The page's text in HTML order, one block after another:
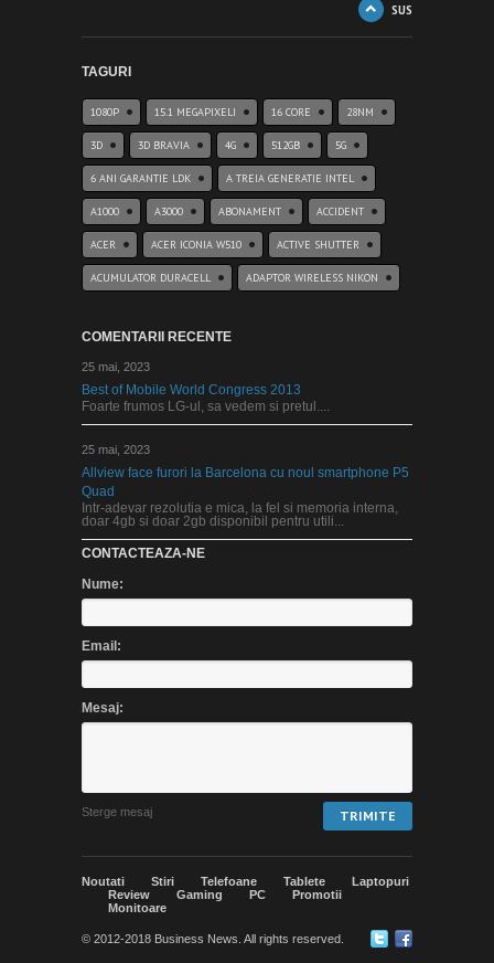
SUS
TAGURI
1080P 15.1 MEGAPIXELI 16 CORE 28NM
3D 3D BRAVIA 4G 512GB 5G
6 ANI GARANTIE LDK A TREIA GENERATIE INTEL
A1000 A3000 ABONAMENT ACCIDENT
ACER ACER ICONIA W510 ACTIVE SHUTTER
ACUMULATOR DURACELL ADAPTOR WIRELESS NIKON
COMENTARII RECENTE
25 mai, 2023
Best of Mobile World Congress 2013
Foarte frumos LG-ul, sa vedem si pretul....
25 mai, 2023
Allview face furori la Barcelona cu noul smartphone P5
Quad
Intr-adevar rezolutia e mica, la fel si memoria interna,
doar 4gb si doar 2gb disponibil pentru utili...
CONTACTEAZA-NE
Nume:
Email:
Mesaj:
Noutati Stiri Telefoane Tablete
Laptopuri
Review
Gaming PC
Promotii
Monitoare
© 2012-2018 Business News. All rights reserved.